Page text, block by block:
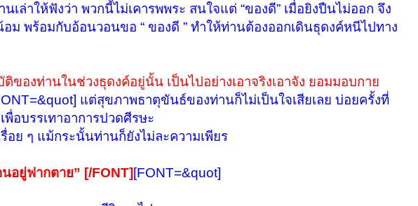
ล่าให้ฟังว่า พวกนี้ไม่เคารพพระ สนใจแต่ “ของดี” เมื่อยิงปืนไม่ออก จึง
ม พร้อมกับอ้อนวอนขอ “ ของดี ” ทำให้ท่านต้องออกเดินธุดงค์หนีไปทาง
ของท่านในช่วงธุดงค์อยู่นั้น เป็นไปอย่างเอาจริงเอาจัง ยอมมอบกาย
แต่สุขภาพธาตุขันธ์ของท่านก็ไม่เป็นใจเสียเลย บ่อยครั้งที่
อบรรเทาอาการปวดศีรษะ
อย ๆ แม้กระนั้นท่านก็ยังไม่ละความเพียร
อยู่ฟากตาย” [/FONT] [FONT=&quot]